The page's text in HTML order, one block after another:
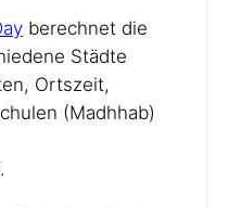
berechnet die
Städte
Ortszeit,
(Madhhab)